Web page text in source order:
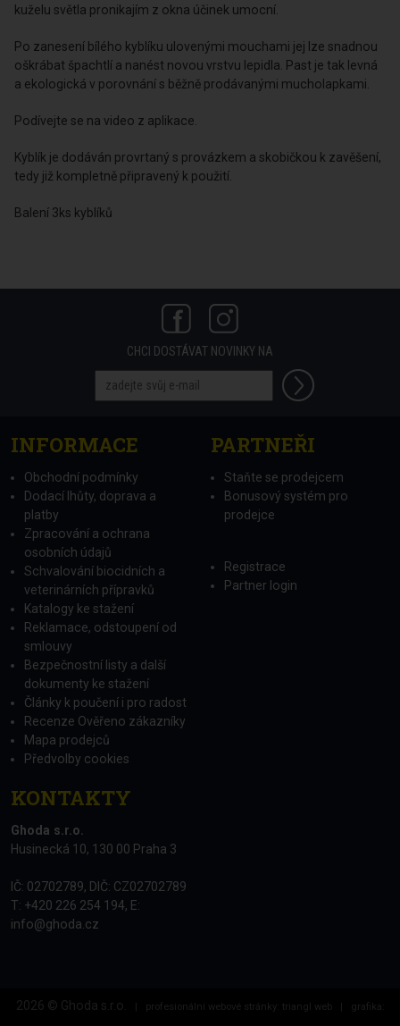
kuželu světla pronikajím z okna účinek umocní.
Po zanesení bílého kyblíku ulovenými mouchami jej lze snadnou
oškrábat špachtlí a nanést novou vrstvu lepidla. Past je tak levná
a ekologická v porovnání s běžně prodávanými mucholapkami.
Podívejte se na video z aplikace.
Kyblík je dodáván provrtaný s provázkem a skobičkou k zavěšení,
tedy již kompletně připravený k použití.
Balení 3ks kyblíků
CHCI DOSTÁVAT NOVINKY NA
INFORMACE
Obchodní podmínky
Dodací lhůty, doprava a
platby
Zpracování a ochrana
osobních údajů
Schvalování biocidních a
veterinárních přípravků
Katalogy ke stažení
Reklamace, odstoupení od
smlouvy
Bezpečnostní listy a další
dokumenty ke stažení
Články k poučení i pro radost
Recenze Ověřeno zákazníky
Mapa prodejců
Předvolby cookies
PARTNEŘI
Staňte se prodejcem
Bonusový systém pro
prodejce
Registrace
Partner login
KONTAKTY
Ghoda s.r.o.
Husinecká 10, 130 00 Praha 3
IČ: 02702789, DIČ: CZ02702789
T: +420 226 254 194, E:
info@ghoda.cz
2026 © Ghoda s.r.o. | profesionální webové stránky: triangl web | grafika: